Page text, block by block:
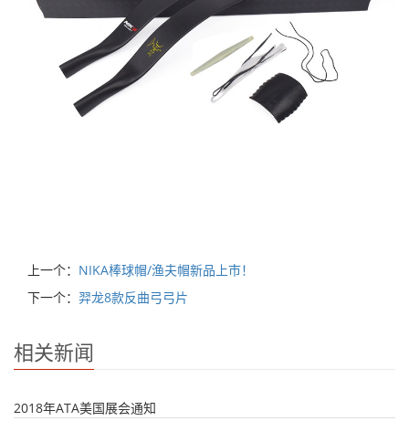
上一个： NIKA棒球帽/渔夫帽新品上市！
下一个： 羿龙8款反曲弓弓片
相关新闻
2018年ATA美国展会通知